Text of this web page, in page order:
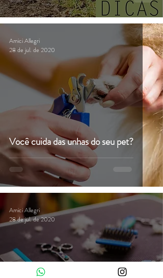
Você cuida das unhas do seu pet?
Amici Allegri
28 de jul. de 2020
Amici Allegri
28 de jul. de 2020